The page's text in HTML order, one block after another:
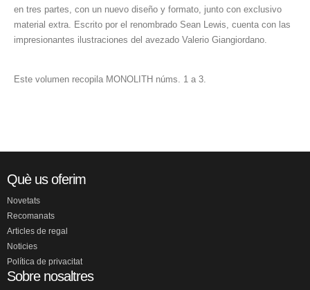
en tres partes, con un nuevo diseño y formato, junto con exclusivo
material extra. Escrito por el renombrado Sean Lewis, cuenta con las
impresionantes ilustraciones del avezado Valerio Giangiordano.
Este volumen recopila MONOLITH núms. 1 a 3.
Què us oferim
Novetats
Recomanats
Articles de regal
Noticies
Política de privacitat
Sobre nosaltres